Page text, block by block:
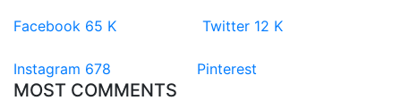
Facebook 65 K Twitter 12 K
Instagram 678 Pinterest
MOST COMMENTS